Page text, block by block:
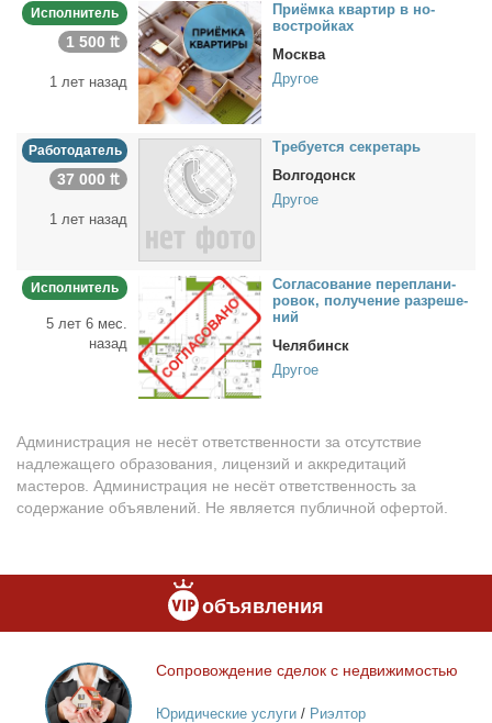
Исполнитель
1 500 ₶
1 лет назад
При­ём­ка квар­тир в но­
вострой­ках
Москва
Другое
Работодатель
37 000 ₶
1 лет назад
Тре­бу­ет­ся сек­ре­тарь
Волгодонск
Другое
Исполнитель
5 лет 6 мес.
назад
Со­гла­со­ва­ние пе­ре­пла­ни­
ро­вок, по­лу­че­ние раз­ре­ше­
ний
Челябинск
Другое
Администрация не несёт ответственности за отсутствие
надлежащего образования, лицензий и аккредитаций
мастеров. Администрация не несёт ответственность за
содержание объявлений. Не является публичной офертой.
объявления
Сопровождение
сделок
с
Со­про­вож­де­ние сде­лок с недви­жи­мо­стью
Юридические услуги/ Риэлтор